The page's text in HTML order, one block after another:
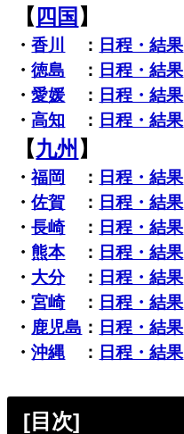
【 四国 】
・香川 ： 日程・結果
・徳島 ： 日程・結果
・愛媛 ： 日程・結果
・高知 ： 日程・結果
【九州 】
・福岡 ： 日程・結果
・佐賀 ： 日程・結果
・長崎： 日程・結果
・ 熊本： 日程・結果
・ 大分： 日程・結果
・宮崎： 日程・結果
・ 鹿児島 ： 日程・結果
・沖縄 ： 日程・結果
[目次]